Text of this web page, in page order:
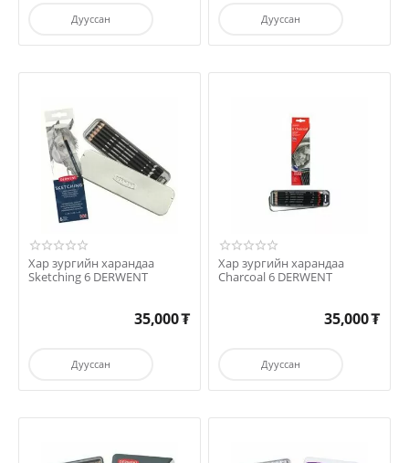
Дууссан Дууссан
Хар зургийн харандаа
Sketching 6 DERWENT
35,000₮
Дууссан
Хар зургийн харандаа
Charcoal 6 DERWENT
35,000₮
Дууссан